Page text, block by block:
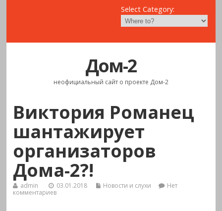
Select Category:
Дом-2
неофициальный сайт о проекте Дом-2
Виктория Романец
шантажирует
организаторов
Дома-2?!
admin 03.01.2018 Новости и слухи
Нет
комментариев